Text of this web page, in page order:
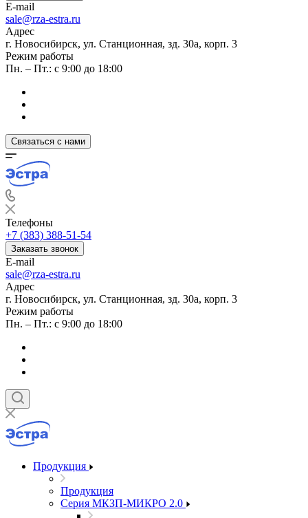
E-mail
sale@rza-estra.ru
Адрес
г. Новосибирск, ул. Станционная, зд. 30а, корп. 3
Режим работы
Пн. – Пт.: с 9:00 до 18:00
Связаться с нами
Телефоны
+7 (383) 388-51-54
Заказать звонок
E-mail
sale@rza-estra.ru
Адрес
г. Новосибирск, ул. Станционная, зд. 30а, корп. 3
Режим работы
Пн. – Пт.: с 9:00 до 18:00
Продукция
Продукция
Серия МКЗП-МИКРО 2.0